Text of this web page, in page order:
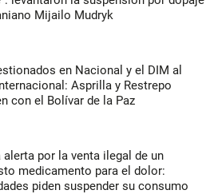
Mijailo Mudryk
en Nacional y el DIM al
Asprilla y Restrepo
con el Bolívar de la Paz
alerta por la venta ilegal de un
medicamento para el dolor:
piden suspender su consumo